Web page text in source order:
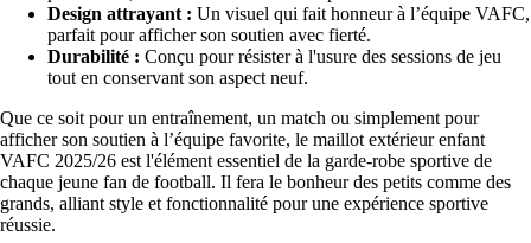
Design attrayant : Un visuel qui fait honneur à l’équipe VAFC,
parfait pour afficher son soutien avec fierté.
Durabilité : Conçu pour résister à l'usure des sessions de jeu
tout en conservant son aspect neuf.
Que ce soit pour un entraînement, un match ou simplement pour
afficher son soutien à l’équipe favorite, le maillot extérieur enfant
VAFC 2025/26 est l'élément essentiel de la garde-robe sportive de
chaque jeune fan de football. Il fera le bonheur des petits comme des
grands, alliant style et fonctionnalité pour une expérience sportive
réussie.